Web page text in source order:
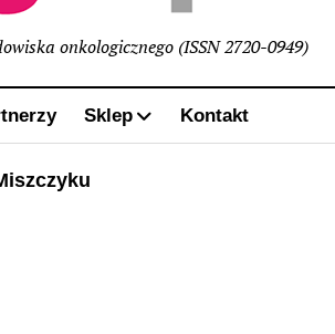
onkologicznego (ISSN 2720-0949)
Sklep Kontakt